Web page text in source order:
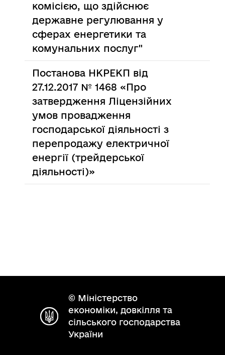
комісією, що здійснює
державне регулювання у
сферах енергетики та
комунальних послуг"
Постанова НКРЕКП від
27.12.2017 № 1468 «Про
затвердження Ліцензійних
умов провадження
господарської діяльності з
перепродажу електричної
енергії (трейдерської
діяльності)»
© Міністерство
економіки, довкілля та
сільського господарства
України